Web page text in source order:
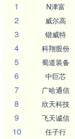
1
N津富
2 威尔高
3 锴威特
4 科翔股份
5 蜀道装备
6 中巨芯
7 广哈通信
8 欣天科技
9 飞天诚信
10 任子行